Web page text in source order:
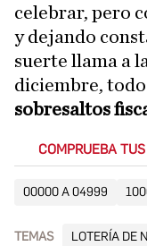
celebrar, pero
y dejando
suerte llama a
diciembre,
sobresaltos
COMPRUEBA
00000 A 04999
TEMAS LOTERÍA DE